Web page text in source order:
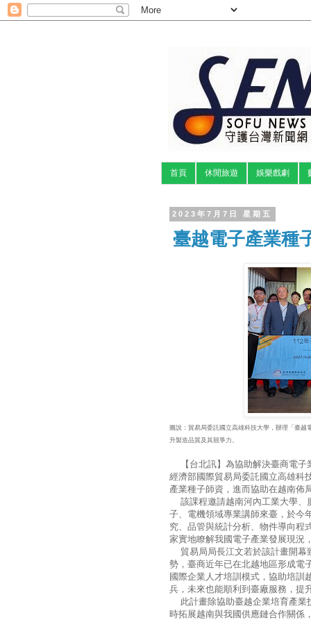
首頁 休閒旅遊 娛樂戲劇
2023年7月7日 星期五
臺越電子產業種
圖說：貿易局委託國立高雄科技大學，辦理「臺
升製造品質及其競爭力。
【台北訊】為協助解決臺商電子
經濟部國際貿易局委託國立高雄科
產業種子師資，進而協助在越南佈
該課程邀請越南河內工業大學、
子、電機領域專業講師來臺，於今
究、品管與統計分析、物件導向程
家實地瞭解我國電子產業發展現況
貿易局局長江文若於該計畫開幕
勢，臺商近年已在北越地區形成電
國際企業人才培訓模式，協助培訓
兵，未來也能順利到臺廠服務，提
此計畫除協助臺越企業培育產業
時拓展越南與我國供應鏈合作關係